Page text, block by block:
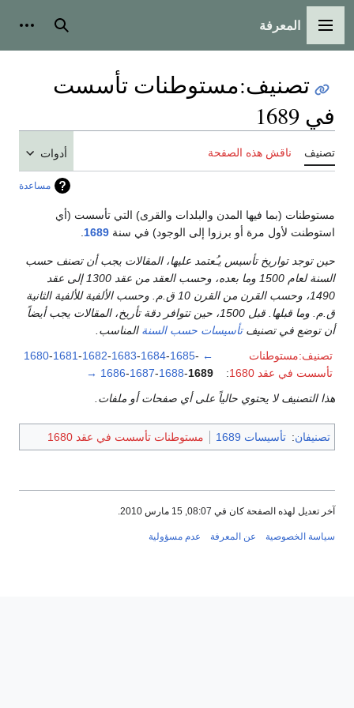
القائمة الرئيسية
المعرفة بحث
تصنيف:مستوطنات تأسست
في 1689
تصنيف ناقش هذه الصفحة أدوات
مساعدة
مستوطنات (بما فيها المدن والبلدات والقرى) التي تأسست (أي
استوطنت لأول مرة أو برزوا إلى الوجود) في سنة 1689
حين توجد تواريخ تأسيس يـُعتمد عليها، المقالات يجب أن تصنف حسب
السنة لعام 1500 وما بعده، وحسب العقد من عقد 1300 إلى عقد
1490، وحسب القرن من القرن 10 ق.م. وحسب الألفية للألفية الثانية
ق.م. وما قبلها. قبل 1500، حين تتوافر دقة تأريخ، المقالات يجب أيضاً
أن توضع في تصنيفتأسيسات حسب السنة المناسب.
تصنيف:مستوطنات
تأسست في عقد 1680
:
←
1680-1681-1682-1683-1684-1685-
1686-1687-1688-1689
→
هذا التصنيف لا يحتوي حالياً على أي صفحات أو ملفات.
تصنيفان: تأسيسات 1689 مستوطنات تأسست في عقد 1680
آخر تعديل لهذه الصفحة كان في 08:07, 15 مارس 2010.
سياسة الخصوصية عن المعرفة عدم مسؤولية